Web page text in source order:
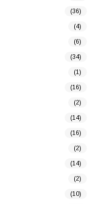
(36)
(4)
(6)
(34)
(1)
(16)
(2)
(14)
(16)
(2)
(14)
(2)
(10)